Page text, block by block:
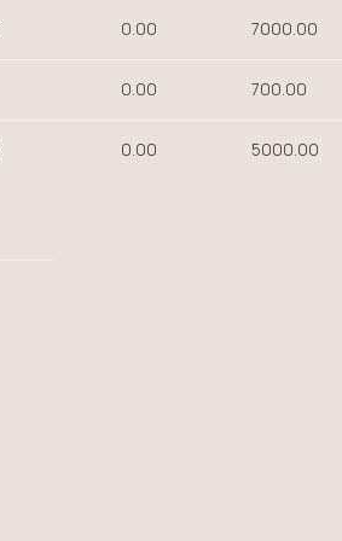
0.00 7000.00
0.00 700.00
0.00 5000.00